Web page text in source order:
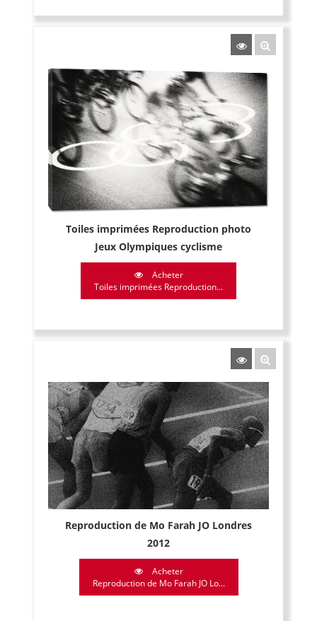
Toiles imprimées Reproduction photo
Jeux Olympiques cyclisme
Acheter
Toiles imprimées Reproduction...
Reproduction de Mo Farah JO Londres
2012
Acheter
Reproduction de Mo Farah JO Lo...